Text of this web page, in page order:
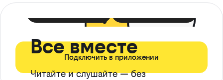
Все вместе
Читайте и слушайте — без
Подключить в приложении